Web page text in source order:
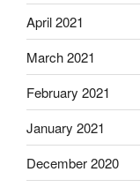
April 2021
March 2021
February 2021
January 2021
December 2020